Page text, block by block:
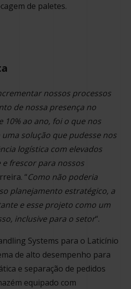
de paletes.
nossos processos
de nossa presença no
ao ano, foi o que nos
solução que pudesse nos
logística com elevados
frescor para nossos
“Como não poderia
planejamento estratégico, a
e esse projeto como um
inclusive para o setor“.
Systems para o Laticínio
de alto desempenho para
e separação de pedidos
equipado com